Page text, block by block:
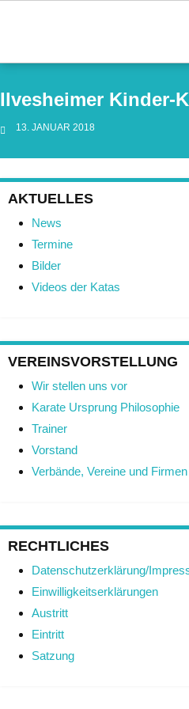
Ilvesheimer Kinder-
13. JANUAR 2018
AKTUELLES
News
Termine
Bilder
Videos der Katas
VEREINSVORSTELLUNG
Wir stellen uns vor
Karate Ursprung Philosophie
Trainer
Vorstand
Verbände, Vereine und Firmen
RECHTLICHES
Datenschutzerklärung/
Einwilligkeitserklärungen
Austritt
Eintritt
Satzung